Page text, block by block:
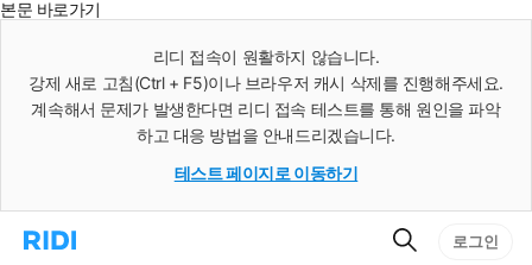
본문 바로가기
리디 접속이 원활하지 않습니다.
강제 새로 고침(Ctrl + F5)이나 브라우저 캐시 삭제를 진행해주세요.
계속해서 문제가 발생한다면 리디 접속 테스트를 통해 원인을 파악
하고 대응 방법을 안내드리겠습니다.
테스트 페이지로 이동하기
리
검
로그인